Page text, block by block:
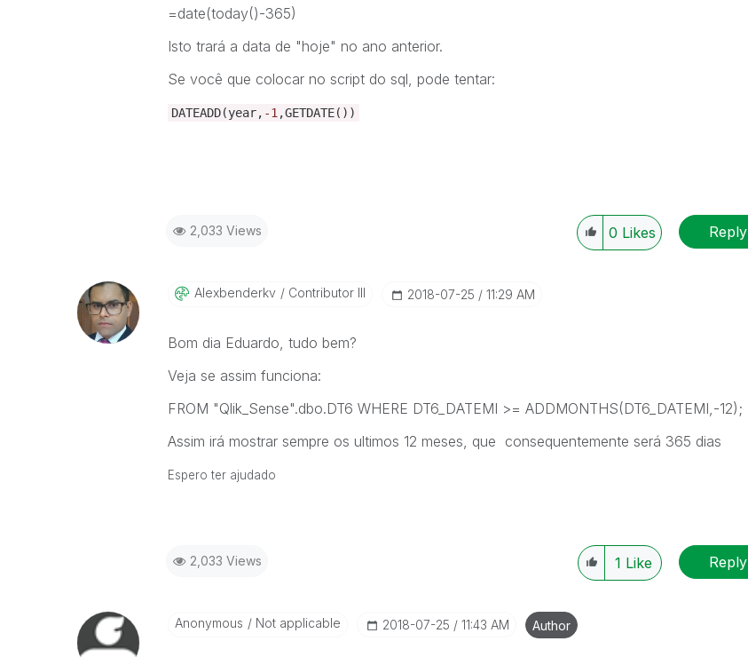
=date(today()-365)
Isto trará a data de "hoje" no ano anterior.
Se você que colocar no script do sql, pode tentar:
DATEADD(year, -1 ,GETDATE())
2,033 Views 0 Likes Reply
Alexbenderkv Contributor III ‎2018-07-25 11:29 AM
Bom dia Eduardo, tudo bem?
Veja se assim funciona:
FROM "Qlik_Sense".dbo.DT6 WHERE DT6_DATEMI >= ADDMONTHS(DT6_DATEMI,-12);
Assim irá mostrar sempre os ultimos 12 meses, que consequentemente será 365 dias
Espero ter ajudado
2,033 Views 1 Like Reply
Anonymous Not applicable ‎2018-07-25 11:43 AM Author